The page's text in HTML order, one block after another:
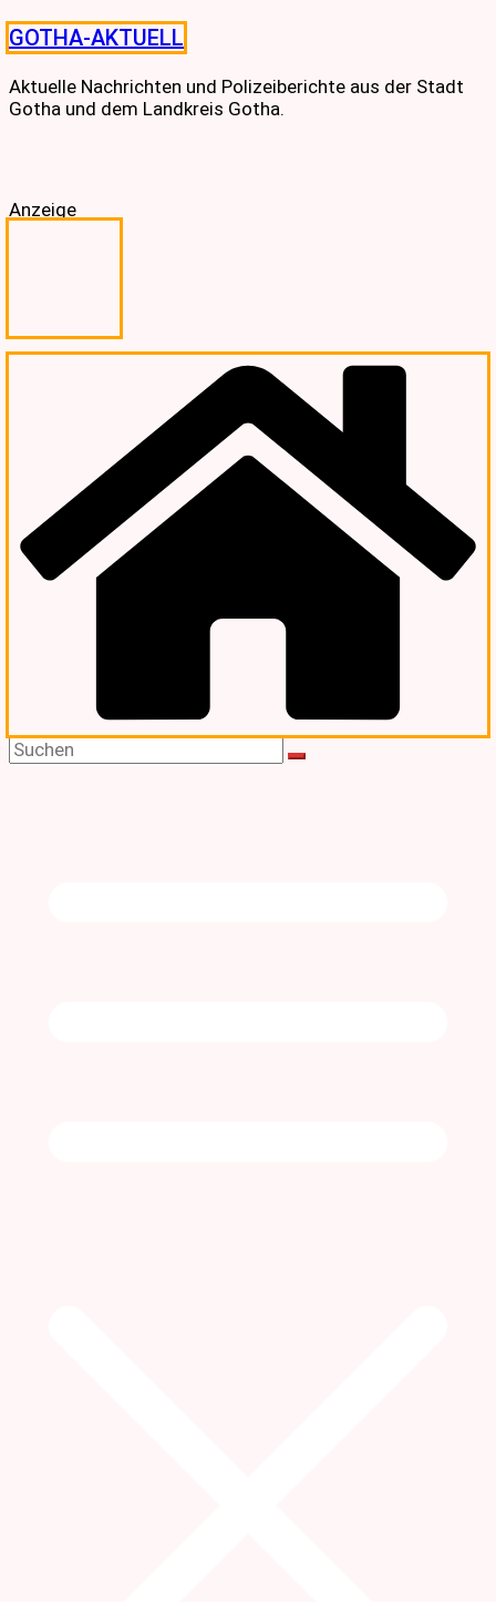
Skip
to
content
GOTHA-AKTUELL
Aktuelle Nachrichten und Polizeiberichte aus der Stadt
Gotha und dem Landkreis Gotha.
Anzeige